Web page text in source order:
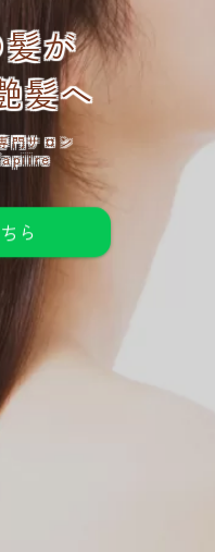
が
髪へ
門サロン
ら